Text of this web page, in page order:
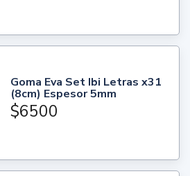
Goma Eva Set Ibi Letras x31
(8cm) Espesor 5mm
$6500